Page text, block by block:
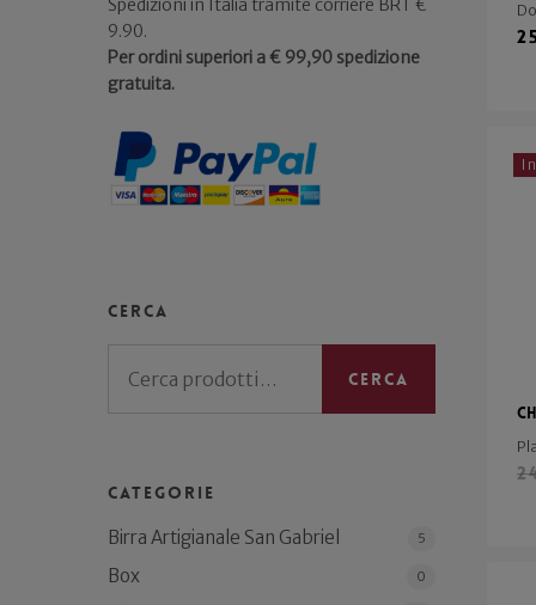
Spedizioni in Italia tramite corriere BRT €
9.90.
Per ordini superiori a € 99,90 spedizione
gratuita.
Cerca
Cerca
Categorie
Birra Artigianale San Gabriel 5
Box 0